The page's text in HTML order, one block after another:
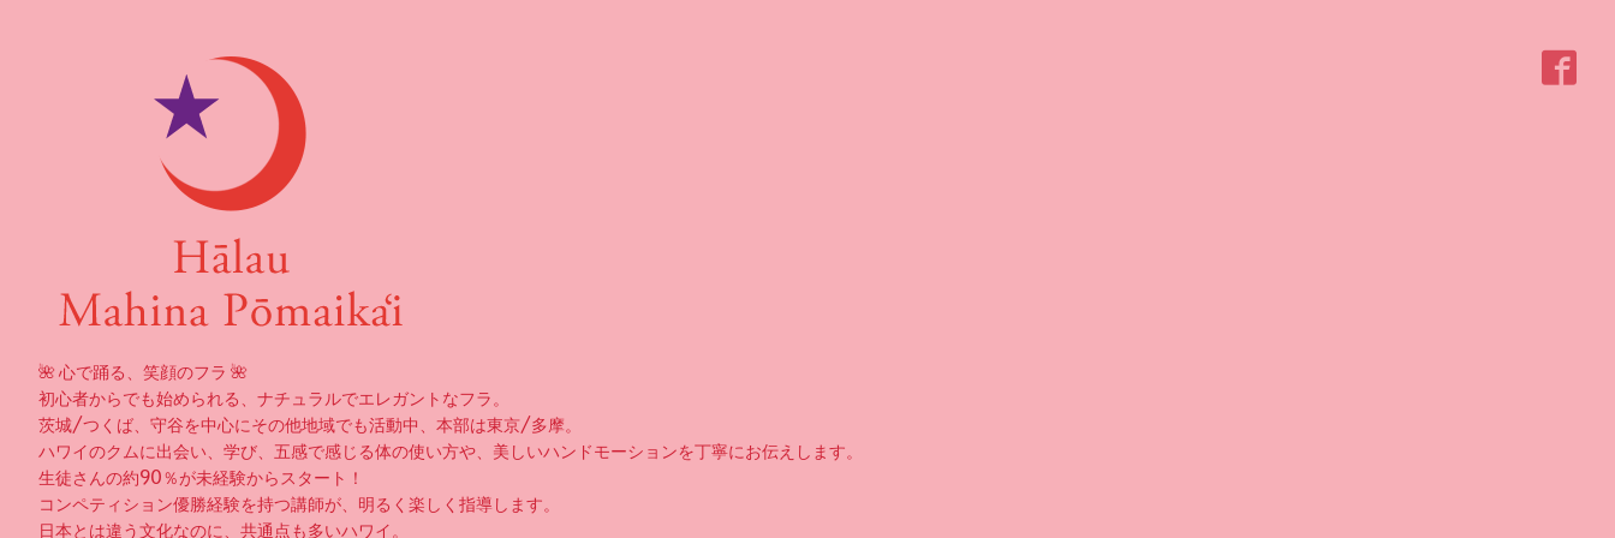
🌺 心で踊る、笑顔のフラ 🌺
初心者からでも始められる、ナチュラルでエレガントなフラ。
茨城/つくば、守谷を中心にその他地域でも活動中、本部は東京/多摩。
ハワイのクムに出会い、学び、五感で感じる体の使い方や、美しいハンドモーションを丁寧にお伝えします。
生徒さんの約90％が未経験からスタート！
コンペティション優勝経験を持つ講師が、明るく楽しく指導します。
日本とは違う文化なのに、共通点も多いハワイ。